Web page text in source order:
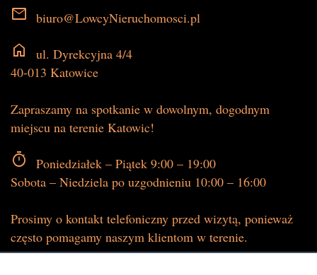
mail biuro@LowcyNieruchomosci.pl
home
ul. Dyrekcyjna 4/4
40-013 Katowice
Zapraszamy na spotkanie w dowolnym, dogodnym
miejscu na terenie Katowic!
timer
Poniedziałek – Piątek 9:00 – 19:00
Sobota – Niedziela po uzgodnieniu 10:00 – 16:00
Prosimy o kontakt telefoniczny przed wizytą, ponieważ
często pomagamy naszym klientom w terenie.